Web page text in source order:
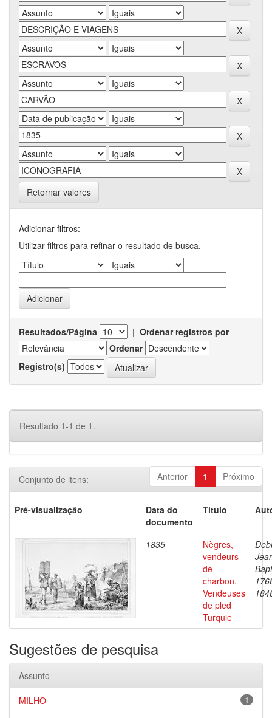
Retornar valores
Adicionar filtros:
Utilizar filtros para refinar o resultado de busca.
Resultados/Página | Ordenar registros por
Ordenar
Registro(s)
Resultado 1-1 de 1.
Anterior 1 Próximo
Conjunto de itens:
Pré-visualização
Data do
documento
Título
1835
Nègres,
vendeurs
de
charbon.
Vendeuses
de pled
Turquie
Sugestões de pesquisa
Assunto
1
MILHO